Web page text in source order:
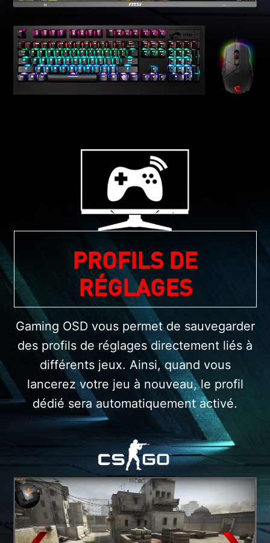
PROFILS DE
RÉGLAGES
Gaming OSD vous permet de sauvegarder
des profils de réglages directement liés à
différents jeux. Ainsi, quand vous
lancerez votre jeu à nouveau, le profil
dédié sera automatiquement activé.